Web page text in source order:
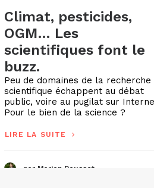
Climat, pesticides,
OGM… Les
scientifiques font le
buzz.
Peu de domaines de la recherche
scientifique échappent au débat
public, voire au pugilat sur
Pour le bien de la science ?
LIRE LA SUITE
par Marion Rousset